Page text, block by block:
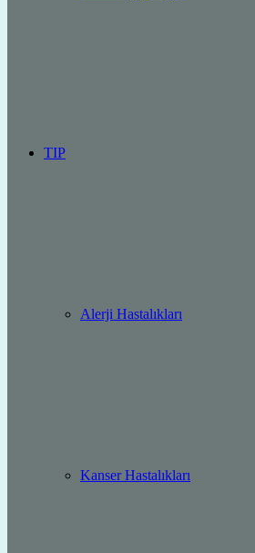
TIP
Alerji Hastalıkları
Kanser Hastalıkları